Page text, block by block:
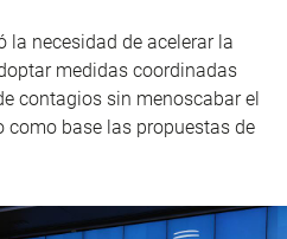
la necesidad de acelerar la
medidas coordinadas
contagios sin menoscabar el
base las propuestas de